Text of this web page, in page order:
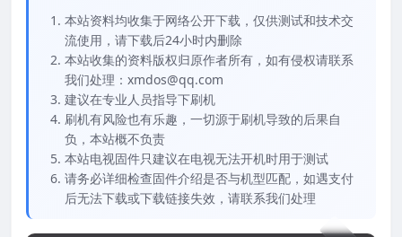
本站资料均收集于网络公开下载，仅供测试和技术交
流使用，请下载后24小时内删除
本站收集的资料版权归原作者所有，如有侵权请联系
我们处理：xmdos@qq.com
建议在专业人员指导下刷机
刷机有风险也有乐趣，一切源于刷机导致的后果自
负，本站概不负责
本站电视固件只建议在电视无法开机时用于测试
请务必详细检查固件介绍是否与机型匹配，如遇支付
后无法下载或下载链接失效，请联系我们处理